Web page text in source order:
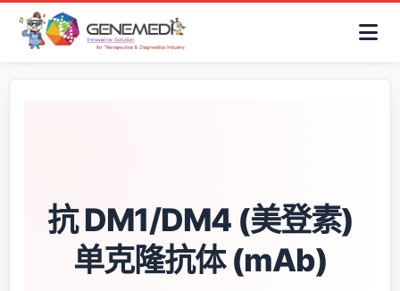
抗 DM1/DM4 (美登素)
单克隆抗体 (mAb)